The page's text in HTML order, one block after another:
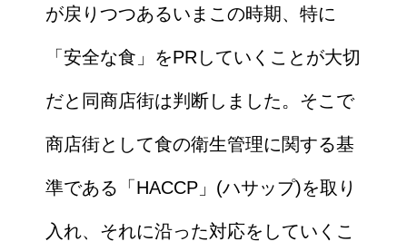
が戻りつつあるいまこの時期、特に
「安全な食」をPRしていくことが大切
だと同商店街は判断しました。そこで
商店街として食の衛生管理に関する基
準である「HACCP」(ハサップ)を取り
入れ、それに沿った対応をしていくこ